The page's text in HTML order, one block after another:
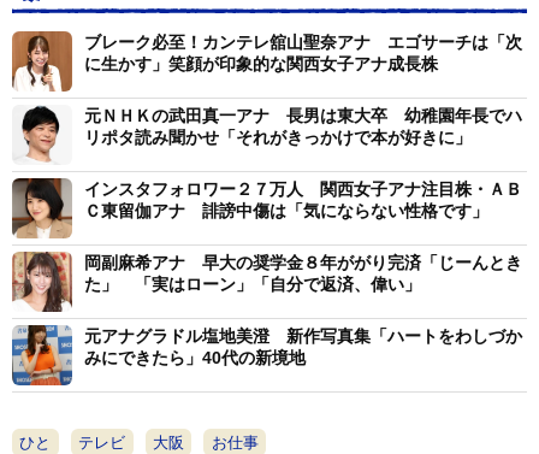
インタビューを受ける舘山聖奈アナウンサー
ームな感じというか、人間関係での悩み事が少ないとい
ブレーク必至！カンテレ舘山聖奈アナ エゴサーチは「次
に生かす」笑顔が印象的な関西女子アナ成長株
元ＮＨＫの武田真一アナ 長男は東大卒 幼稚園年長でハ
リポタ読み聞かせ「それがきっかけで本が好きに」
インスタフォロワー２７万人 関西女子アナ注目株・ＡＢ
Ｃ東留伽アナ 誹謗中傷は「気にならない性格です」
岡副麻希アナ 早大の奨学金８年ががり完済「じーんとき
た」 「実はローン」「自分で返済、偉い」
元アナグラドル塩地美澄 新作写真集「ハートをわしづか
みにできたら」40代の新境地
ひと テレビ 大阪 お仕事